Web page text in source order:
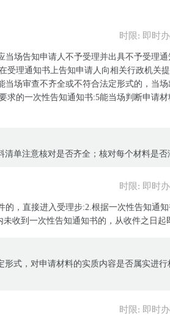
时限: 即时
当场告知申请人不予受理并出具不予受理
受理通知书上告知申请人向相关行政机关
场审查不齐全或不符合法定形式的，当
求的一次性告知通知书:5能当场判断申请
单注意核对是否齐全；核对每个材料是
时限: 即时
的，直接进入受理步:2.根据一次性告知通
收到一次性告知通知书的，从收件之日起
式，对申请材料的实质内容是否属实进
时限: 即时